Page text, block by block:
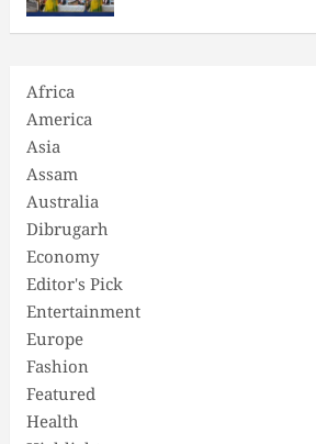
Africa
America
Asia
Assam
Australia
Dibrugarh
Economy
Editor's Pick
Entertainment
Europe
Fashion
Featured
Health